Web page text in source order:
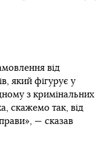
від
який фігурує у
з кримінальних
скажемо так, від
— сказав